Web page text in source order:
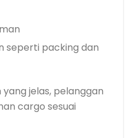
seperti packing dan
jelas, pelanggan
cargo sesuai